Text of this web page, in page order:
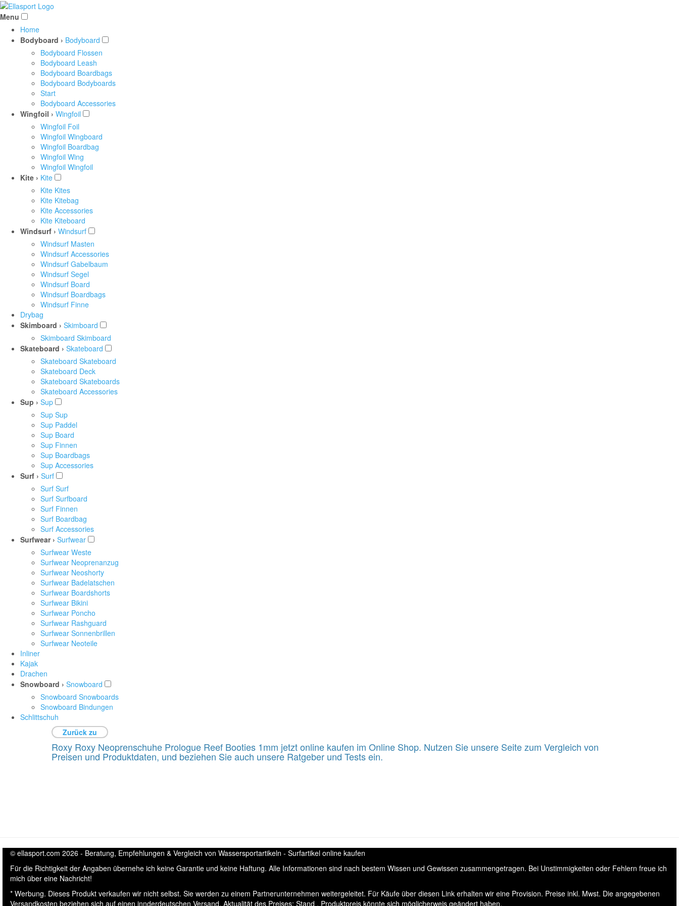
Menu
Home
Bodyboard › Bodyboard
Bodyboard Flossen
Bodyboard Leash
Bodyboard Boardbags
Bodyboard Bodyboards
Start
Bodyboard Accessories
Wingfoil › Wingfoil
Wingfoil Foil
Wingfoil Wingboard
Wingfoil Boardbag
Wingfoil Wing
Wingfoil Wingfoil
Kite › Kite
Kite Kites
Kite Kitebag
Kite Accessories
Kite Kiteboard
Windsurf › Windsurf
Windsurf Masten
Windsurf Accessories
Windsurf Gabelbaum
Windsurf Segel
Windsurf Board
Windsurf Boardbags
Windsurf Finne
Drybag
Skimboard › Skimboard
Skimboard Skimboard
Skateboard › Skateboard
Skateboard Skateboard
Skateboard Deck
Skateboard Skateboards
Skateboard Accessories
Sup › Sup
Sup Sup
Sup Paddel
Sup Board
Sup Finnen
Sup Boardbags
Sup Accessories
Surf › Surf
Surf Surf
Surf Surfboard
Surf Finnen
Surf Boardbag
Surf Accessories
Surfwear › Surfwear
Surfwear Weste
Surfwear Neoprenanzug
Surfwear Neoshorty
Surfwear Badelatschen
Surfwear Boardshorts
Surfwear Bikini
Surfwear Poncho
Surfwear Rashguard
Surfwear Sonnenbrillen
Surfwear Neoteile
Inliner
Kajak
Drachen
Snowboard › Snowboard
Snowboard Snowboards
Snowboard Bindungen
Schlittschuh
Zurück zu
Roxy Roxy Neoprenschuhe Prologue Reef Booties 1mm jetzt online kaufen im Online Shop. Nutzen Sie unsere Seite zum Vergleich von
Preisen und Produktdaten, und beziehen Sie auch unsere Ratgeber und Tests ein.
© ellasport.com 2026 - Beratung, Empfehlungen & Vergleich von Wassersportartikeln - Surfartikel online kaufen
Für die Richtigkeit der Angaben übernehe ich keine Garantie und keine Haftung. Alle Informationen sind nach bestem Wissen und Gewissen zusammengetragen. Bei Unstimmigkeiten oder Fehlern freue ich
mich über eine Nachricht!
* Werbung. Dieses Produkt verkaufen wir nicht selbst. Sie werden zu einem Partnerunternehmen weitergeleitet. Für Käufe über diesen Link erhalten wir eine Provision. Preise inkl. Mwst. Die angegebenen
Versandkosten beziehen sich auf einen innderdeutschen Versand. Aktualität des Preises: Stand . Produktpreis könnte sich möglicherweis geändert haben.